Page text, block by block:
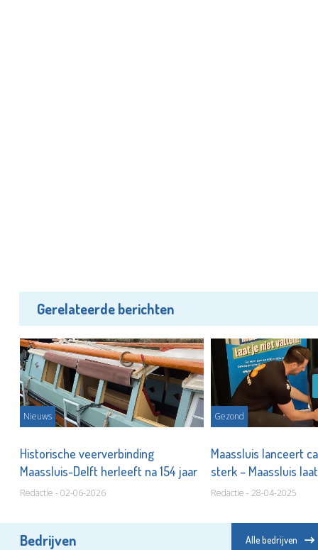
Gerelateerde berichten
Nieuws
Historische veerverbinding
Maassluis-Delft herleeft na 154 jaar
Redactie - 02-06-2026
Gezond
Maassluis lanceert
sterk – Maassluis
Redactie - 28-04-2025
Bedrijven Alle bedrijven